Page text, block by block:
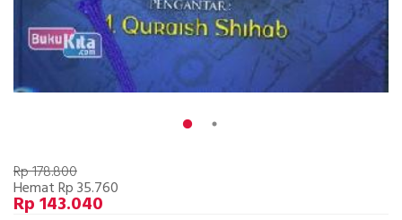
Rp 178.800
Hemat Rp 35.760
Rp 143.040